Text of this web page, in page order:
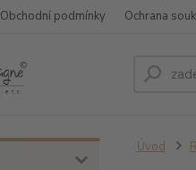
Obchodní podmínky Ochrana
Úvod